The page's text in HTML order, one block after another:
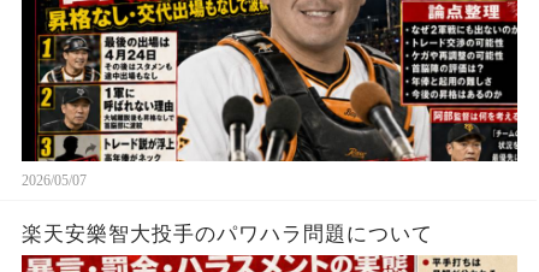
2026/05/07
楽天安樂智大投手のパワハラ問題について